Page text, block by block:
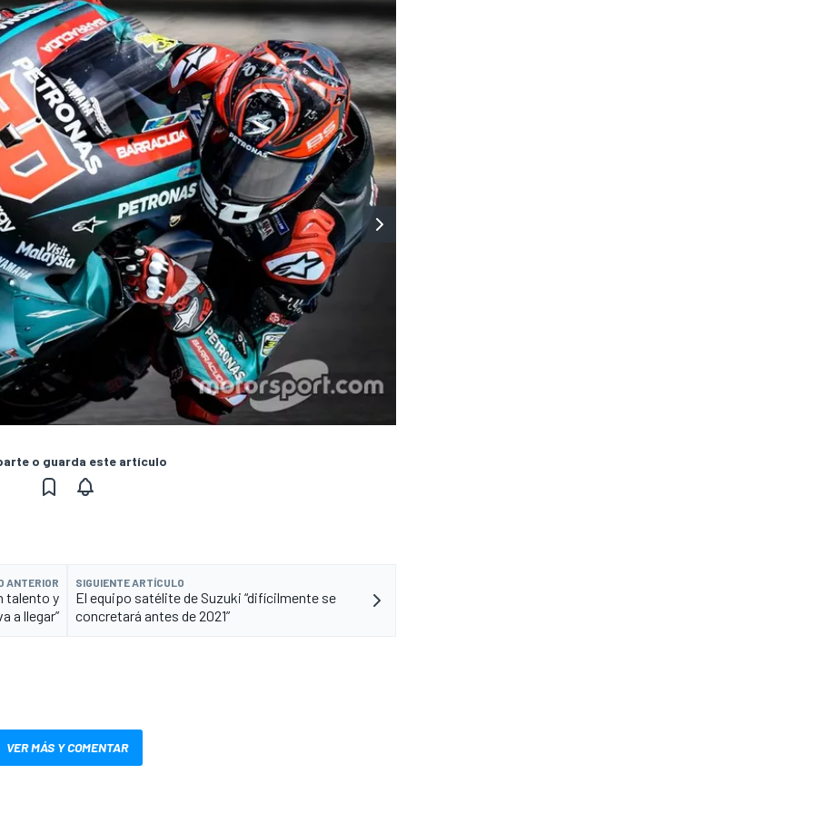
o guarda este artículo
ANTERIOR
talento y
a llegar”
SIGUIENTE ARTÍCULO
El equipo satélite de Suzuki “difícilmente se
concretará antes de 2021”
VER MÁS Y COMENTAR